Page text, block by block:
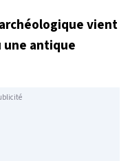
vient
une antique